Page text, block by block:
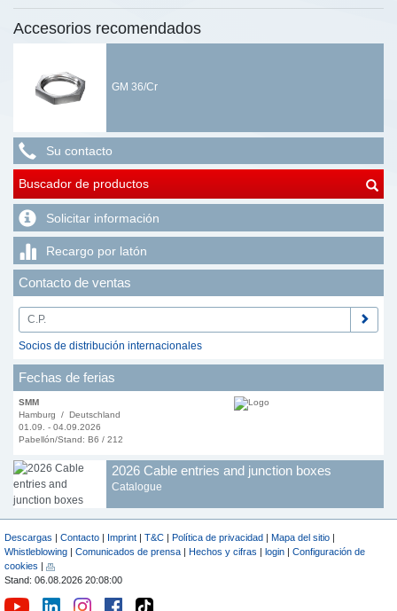
Accesorios recomendados
GM 36/Cr
Su contacto
Buscador de productos
Solicitar información
Recargo por latón
Contacto de ventas
Socios de distribución internacionales
Fechas de ferias
SMM
Hamburg / Deutschland
01.09. - 04.09.2026
Pabellón/Stand: B6 / 212
2026 Cable entries and junction boxes
Catalogue
Descargas | Contacto | Imprint | T&C | Política de privacidad | Mapa del sitio |
Whistleblowing | Comunicados de prensa | Hechos y cifras | login | Configuración de
cookies |
Stand: 06.08.2026 20:08:00